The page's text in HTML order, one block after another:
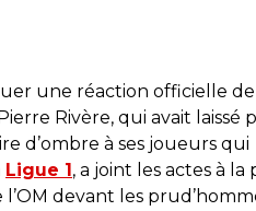
une réaction officielle
Rivère, qui avait laissé
d’ombre à ses joueurs qui
Ligue 1 , a joint les actes à la
devant les